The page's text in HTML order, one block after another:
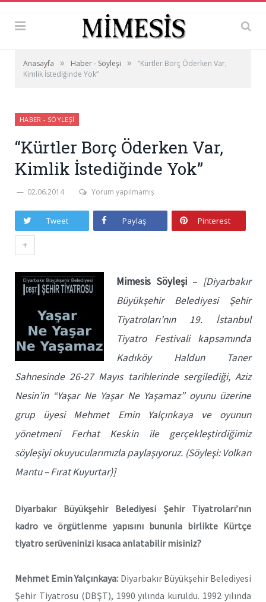
Anasayfa » Haber - Söyleşi »
“Kürtler Borç Öderken Var,
Kimlik İstediğinde Yok”
HABER - SÖYLEŞI
“Kürtler Borç Öderken Var,
Kimlik İstediğinde Yok”
02.06.2014 Yorum yapılmamış
Tweet Paylaş Pinterest
+
Mimesis Söyleşi – [Diyarbakır
Büyükşehir Belediyesi Şehir
Tiyatroları’nın 19. İstanbul
Tiyatro Festivali kapsamında
Kadıköy Haldun Taner
Sahnesinde 26-27 Mayıs tarihlerinde sergilediği, Aziz
Nesin’in “Yaşar Ne Yaşar Ne Yaşamaz” oyunu üzerine
grup üyesi Mehmet Emin Yalçınkaya ve oyunun
yönetmeni Ferhat Keskin ile gerçekleştirdiğimiz
söyleşiyi okuyucularımızla paylaşıyoruz. (Söyleşi: Volkan
Mantu – Fırat Kuyurtar)]
Diyarbakır Büyükşehir Belediyesi Şehir Tiyatroları’nın
kadro ve örgütlenme yapısını bununla birlikte Kürtçe
tiyatro serüveninizi kısaca anlatabilir misiniz?
Mehmet Emin Yalçınkaya: Diyarbakır Büyükşehir Belediyesi
Şehir Tiyatrosu (DBŞT), 1990 yılında kuruldu. 1992 yılında